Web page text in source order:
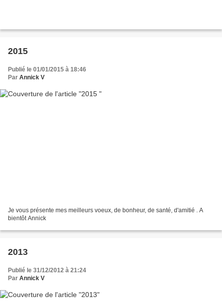
2015
Publié le 01/01/2015 à 18:46
Par Annick V
Je vous présente mes meilleurs voeux, de bonheur, de santé, d'amitié . A
bientôt Annick
2013
Publié le 31/12/2012 à 21:24
Par Annick V